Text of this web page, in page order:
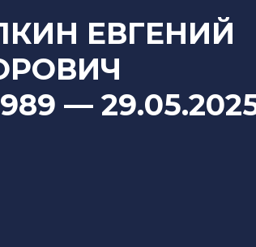
ЕВГЕНИЙ
—